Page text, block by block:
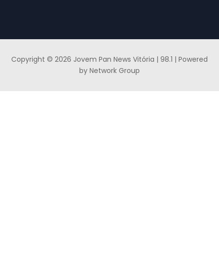
Copyright © 2026 Jovem Pan News Vitória | 98.1 | Powered
by Network Group